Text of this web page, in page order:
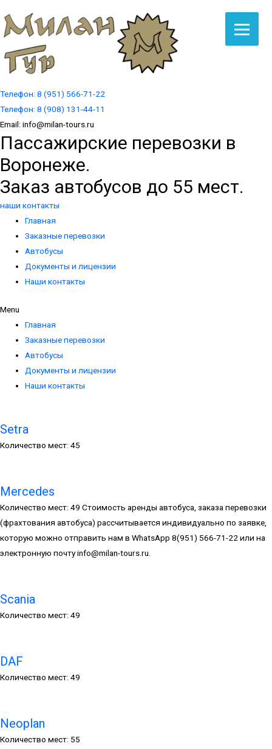
Телефон: 8 (951) 566-71-22
Телефон: 8 (908) 131-44-11
Email: info@milan-tours.ru
Пассажирские перевозки в
Воронеже.
Заказ автобусов до 55 мест.
наши контакты
Главная
Заказные перевозки
Автобусы
Документы и лицензии
Наши контакты
Menu
Главная
Заказные перевозки
Автобусы
Документы и лицензии
Наши контакты
Setra
Количество мест: 45
Mercedes
Количество мест: 49 Стоимость аренды автобуса, заказа перевозки
(фрахтования автобуса) рассчитывается индивидуально по заявке,
которую можно отправить нам в WhatsApp 8(951) 566-71-22 или на
электронную почту info@milan-tours.ru.
Scania
Количество мест: 49
DAF
Количество мест: 49
Neoplan
Количество мест: 55